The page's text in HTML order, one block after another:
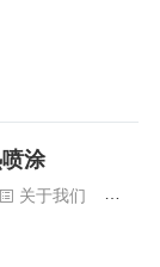
内、长三角洲主
涂
关于我们